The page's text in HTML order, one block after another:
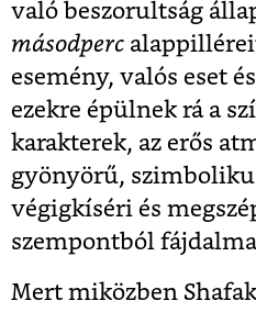
való beszorultság
másodperc
esemény, valós eset
ezekre épülnek rá a
karakterek, az erős
gyönyörű,
végigkíséri és
szempontból
Mert miközben